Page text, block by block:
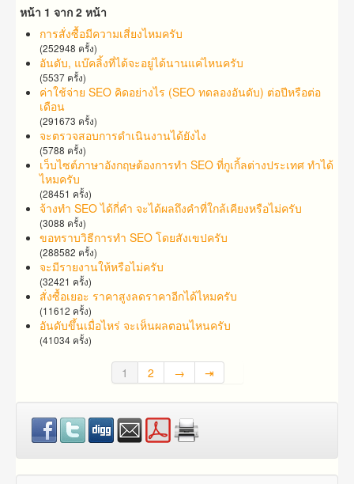
หน้า 1 จาก 2 หน้า
การสั่งซื้อมีความเสี่ยงไหมครับ
(252948 ครั้ง)
อันดับ, แบ๊คลิ้งที่ได้จะอยู่ได้นานแค่ไหนครับ
(5537 ครั้ง)
ค่าใช้จ่าย SEO คิดอย่างไร (SEO ทดลองอันดับ) ต่อปีหรือต่อ
เดือน
(291673 ครั้ง)
จะตรวจสอบการดำเนินงานได้ยังไง
(5788 ครั้ง)
เว็บไซต์ภาษาอังกฤษต้องการทำ SEO ที่กูเกิ้ลต่างประเทศ ทำได้
ไหมครับ
(28451 ครั้ง)
จ้าง​ทำ​ SEO​ ได้กี่คำ จะ​ได้​ผล​ถึง​คำ​ที่​​ใกล้เคียง​หรือ​ไม่​ครับ
(3088 ครั้ง)
ขอทราบวิธีการทำ SEO โดยสังเขปครับ
(288582 ครั้ง)
จะมีรายงานให้หรือไม่ครับ
(32421 ครั้ง)
สั่งซื้อเยอะ ราคาสูง​ลดราคาอีกได้ไหมครับ
(11612 ครั้ง)
อันดับขึ้นเมื่อไหร่ จะเห็นผลตอนไหนครับ
(41034 ครั้ง)
1 2 → ⇥